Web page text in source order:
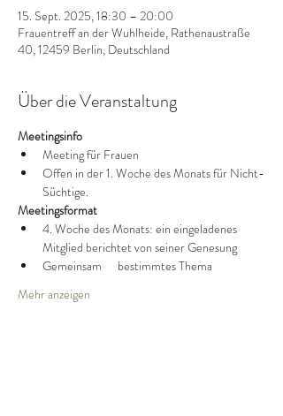
15. Sept. 2025, 18:30 – 20:00
Frauentreff an der Wuhlheide, Rathenaustraße
40, 12459 Berlin, Deutschland
Über die Veranstaltung
Meetingsinfo
Meeting für Frauen
Offen in der 1. Woche des Monats für Nicht-
Süchtige.
Meetingsformat
4. Woche des Monats: ein eingeladenes
Mitglied berichtet von seiner Genesung
Gemeinsam      bestimmtes Thema
Mehr anzeigen